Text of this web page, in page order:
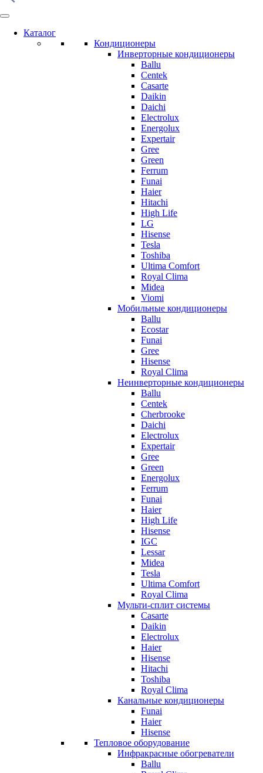
Каталог
Кондиционеры
Инверторные кондиционеры
Ballu
Centek
Casarte
Daikin
Daichi
Electrolux
Energolux
Expertair
Gree
Green
Ferrum
Funai
Haier
Hitachi
High Life
LG
Hisense
Tesla
Toshiba
Ultima Comfort
Royal Clima
Midea
Viomi
Мобильные кондиционеры
Ballu
Ecostar
Funai
Gree
Hisense
Royal Clima
Неинверторные кондиционеры
Ballu
Centek
Cherbrooke
Daichi
Electrolux
Expertair
Gree
Green
Energolux
Ferrum
Funai
Haier
High Life
Hisense
IGC
Lessar
Midea
Tesla
Ultima Comfort
Royal Clima
Мульти-сплит системы
Casarte
Daikin
Electrolux
Haier
Hisense
Hitachi
Toshiba
Royal Clima
Канальные кондиционеры
Funai
Haier
Hisense
Тепловое оборудование
Инфракрасные обогреватели
Ballu